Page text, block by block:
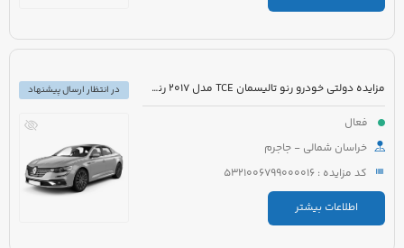
مزایده دولتی خودرو رنو تالیسمان TCE مدل 2017 رنگ مشکی متالیک
فعال
خراسان شمالی - جاجرم
کد مزایده : 5321006799000016
اطلاعات بیشتر
در انتظار ارسال پیشنهاد